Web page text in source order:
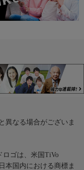
異なる場合がございま
ロゴは、米国TiVo
本国内における商標ま